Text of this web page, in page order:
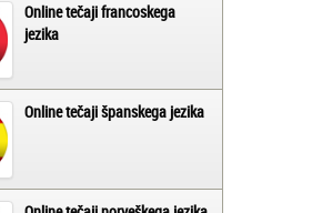
Online tečaji francoskega
jezika
Online tečaji španskega jezika